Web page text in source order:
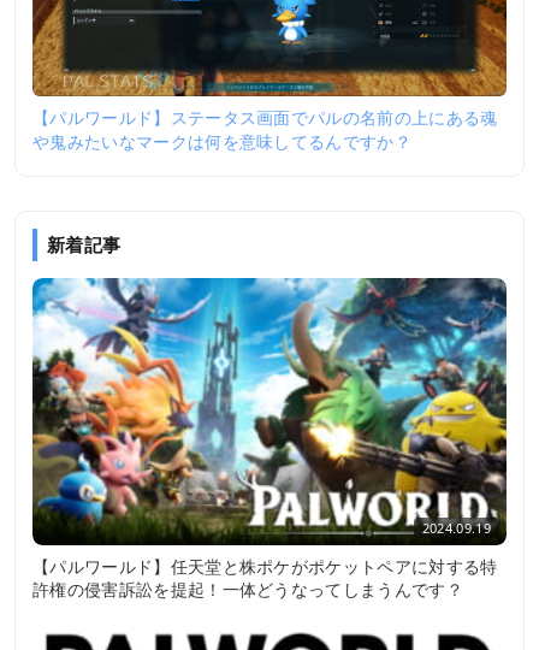
【パルワールド】ステータス画面でパルの名前の上にある魂
や鬼みたいなマークは何を意味してるんですか？
新着記事
2024.09.19
【パルワールド】任天堂と株ポケがポケットペアに対する特
許権の侵害訴訟を提起！一体どうなってしまうんです？